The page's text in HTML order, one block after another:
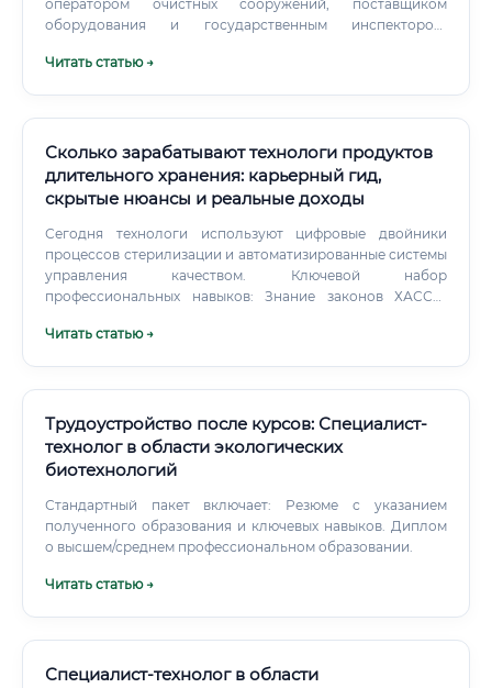
оператором очистных сооружений, поставщиком
оборудования и государственным инспектором.
обнаружено? Матрица навыков для разных карьерных
Читать статью →
Сколько зарабатывают технологи продуктов
длительного хранения: карьерный гид,
скрытые нюансы и реальные доходы
Сегодня технологи используют цифровые двойники
процессов стерилизации и автоматизированные системы
управления качеством. Ключевой набор
профессиональных навыков: Знание законов ХАССП,
Читать статью →
Трудоустройство после курсов: Специалист-
технолог в области экологических
биотехнологий
Стандартный пакет включает: Резюме с указанием
полученного образования и ключевых навыков. Диплом
о высшем/среднем профессиональном образовании.
Читать статью →
Специалист-технолог в области